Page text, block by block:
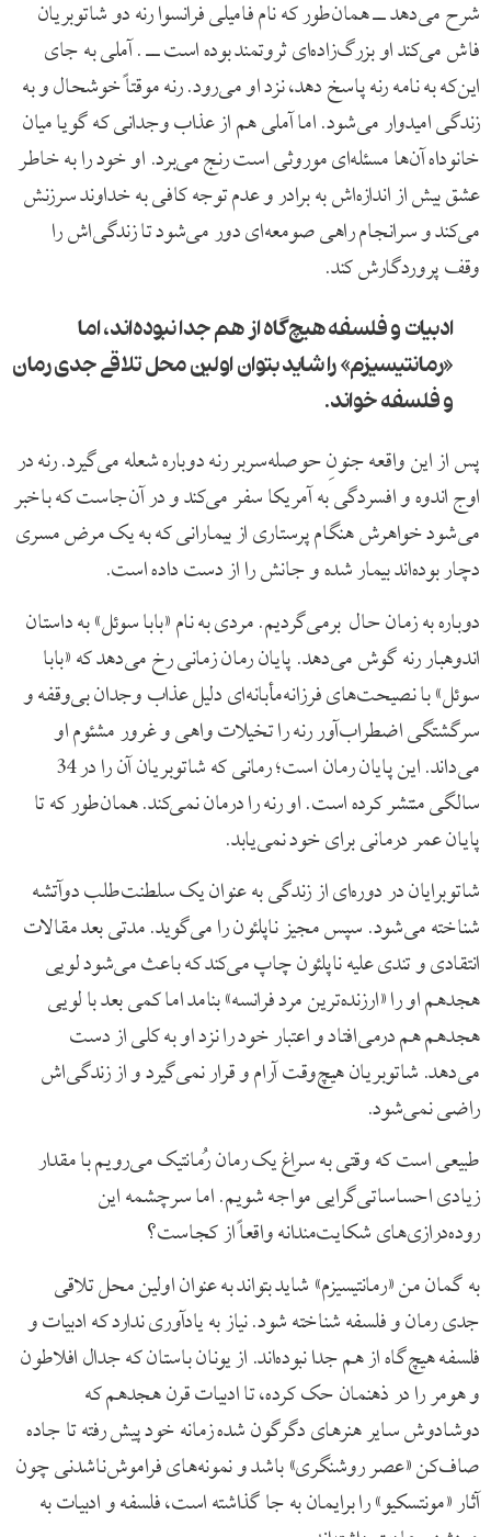
شرح می‌دهد ــ همان‌طور که نام فامیلی فرانسوا رنه دو شاتوبریان
فاش می‌کند او بزرگ‌زاده‌ای ثروتمند بوده است ــ . آملی به جای
این‌که به نامه رنه پاسخ دهد، نزد او می‌رود. رنه موقتاً خوشحال و به
زندگی امیدوار می‌شود. اما آملی هم از عذاب وجدانی که گویا میان
خانوداه آن‌ها مسئله‌ای موروثی است رنج می‌برد. او خود را به خاطر
عشق بیش از اندازه‌اش به برادر و عدم توجه کافی به خداوند سرزنش
می‌کند و سرانجام راهی صومعه‌ای دور می‌شود تا زندگی‌اش را
وقف پروردگارش کند.
ادبیات و فلسفه هیچ‌گاه از هم جدا نبوده‌اند، اما
«رمانتیسیزم» را شاید بتوان اولین محل تلاقی جدی رمان
و فلسفه خواند.
پس از این واقعه جنونِ حوصله‌سربر رنه دوباره شعله می‌گیرد. رنه در
اوج اندوه و افسردگی به آمریکا سفر می‌کند و در آن‌جاست که باخبر
می‌شود خواهرش هنگام پرستاری از بیمارانی که به یک مرض مسری
دچار بوده‌اند بیمار شده و جانش را از دست داده است.
دوباره به زمان حال برمی‌گردیم. مردی به نام «بابا سوئل» به داستان
اندوهبار رنه گوش می‌دهد. پایان رمان زمانی رخ می‌دهد که «بابا
سوئل» با نصیحت‌های فرزانه‌مأبانه‌ای دلیل عذاب وجدان بی‌وقفه و
سرگشتگی اضطراب‌آور رنه را تخیلات واهی و غرور مشئوم او
می‌داند. این پایان رمان است؛ رمانی که شاتوبریان آن را در 34
سالگی منتشر کرده است. او رنه را درمان نمی‌کند. همان‌طور که تا
پایان عمر درمانی برای خود نمی‌یابد.
شاتوبرایان در دوره‌ای از زندگی به عنوان یک سلطنت‌طلب دوآتشه
شناخته می‌شود. سپس مجیز ناپلئون را می‌گوید. مدتی بعد مقالات
انتقادی و تندی علیه ناپلئون چاپ می‌کند که باعث می‌شود لویی
هجدهم او را «ارزنده‌ترین مرد فرانسه» بنامد اما کمی بعد با لویی
هجدهم هم درمی‌افتاد و اعتبار خود را نزد او به کلی از دست
می‌دهد. شاتوبریان هیچ‌وقت آرام و قرار نمی‌گیرد و از زندگی‌اش
راضی نمی‌شود.
طبیعی است که وقتی به سراغ یک رمان رُمانتیک می‌رویم با مقدار
زیادی احساساتی‌گرایی مواجه شویم. اما سرچشمه این
روده‌درازی‌های شکایت‌مندانه واقعاً از کجاست؟
به گمان من «رمانتیسیزم» شاید بتواند به عنوان اولین محل تلاقی
جدی رمان و فلسفه شناخته شود. نیاز به یادآوری ندارد که ادبیات و
فلسفه هیچ‌گاه از هم جدا نبوده‌اند. از یونان باستان که جدال افلاطون
و هومر را در ذهنمان حک کرده، تا ادبیات قرن هجدهم که
دوشادوش سایر هنرهای دگرگون شده زمانه خود پیش رفته تا جاده
صاف‌کن «عصر روشنگری» باشد و نمونه‌های فراموش‌ناشدنی چون
آثار «مونتسکیو» را برایمان به جا گذاشته است، فلسفه و ادبیات به